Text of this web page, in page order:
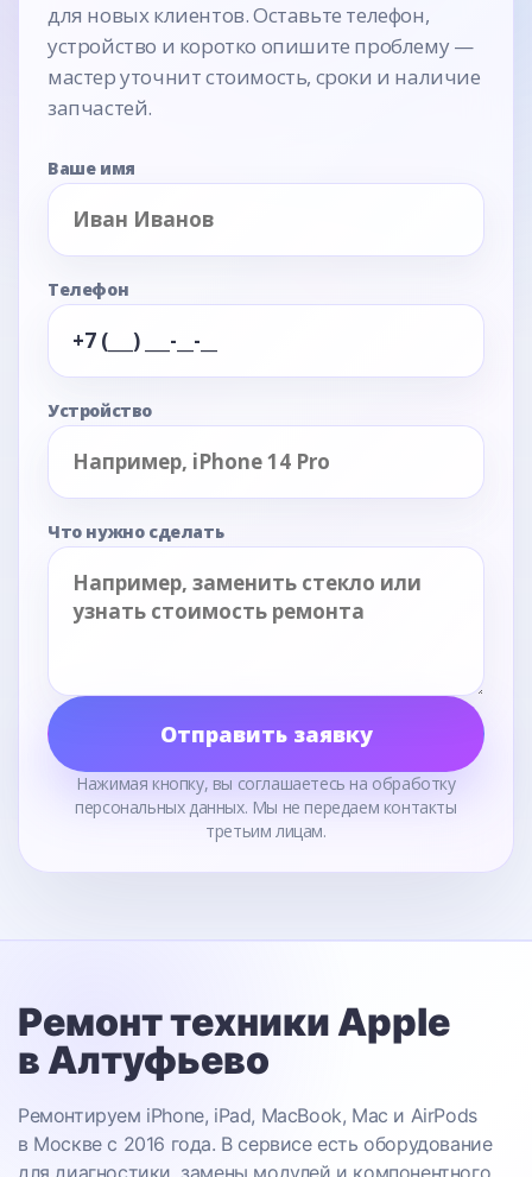
для новых клиентов. Оставьте телефон,
устройство и коротко опишите проблему —
мастер уточнит стоимость, сроки и наличие
запчастей.
Ваше имя
Телефон
Устройство
Что нужно сделать
Отправить заявку
Нажимая кнопку, вы соглашаетесь на обработку
персональных данных. Мы не передаем контакты
третьим лицам.
Ремонт техники Apple
в Алтуфьево
Ремонтируем iPhone, iPad, MacBook, Mac и AirPods
в Москве с 2016 года. В сервисе есть оборудование
для диагностики, замены модулей и компонентного